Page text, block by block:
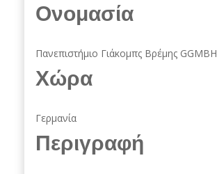
Ονομασία
Πανεπιστήμιο Γιάκομπς Βρέμης GGMBH
Χώρα
Γερμανία
Περιγραφή